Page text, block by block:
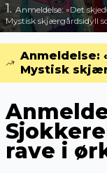
1.Anmeldelse: «Det
Mystisk skjærgårdsidyll
Anmeldelse:
Mystisk
rave i